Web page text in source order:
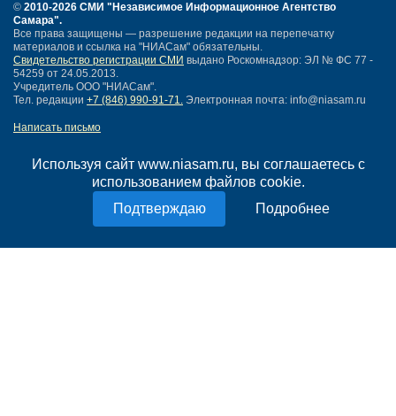
Используя сайт www.niasam.ru, вы соглашаетесь с
использованием файлов cookie.
Подробнее
© 2010-2026 СМИ "Независимое Информационное Агентство
Самара".
Все права защищены — разрешение редакции на перепечатку
материалов и ссылка на "НИАСам" обязательны.
Свидетельство регистрации СМИ выдано Роскомнадзор: ЭЛ № ФС 77 -
54259 от 24.05.2013.
Учредитель ООО "НИАСам".
Тел. редакции +7 (846) 990-91-71. Электронная почта: info@niasam.ru
Написать письмо
Нашли ошибку?
Политика конфиденциальности